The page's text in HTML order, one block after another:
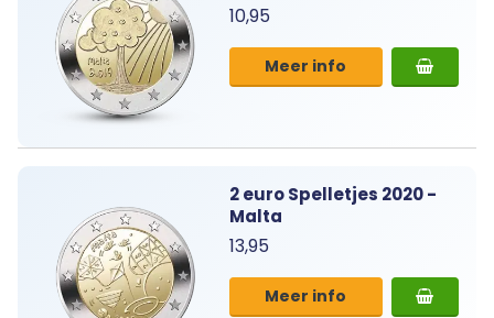
10,95
Meer info
2 euro Spelletjes 2020 -
Malta
13,95
Meer info